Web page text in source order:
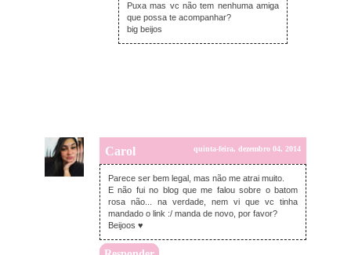
Puxa mas vc não tem nenhuma amiga
que possa te acompanhar?
big beijos
Carol quinta-feira, dezembro 04, 2014
Parece ser bem legal, mas não me atrai muito.
E não fui no blog que me falou sobre o batom
rosa não... na verdade, nem vi que vc tinha
mandado o link :/ manda de novo, por favor?
Beijoos ♥